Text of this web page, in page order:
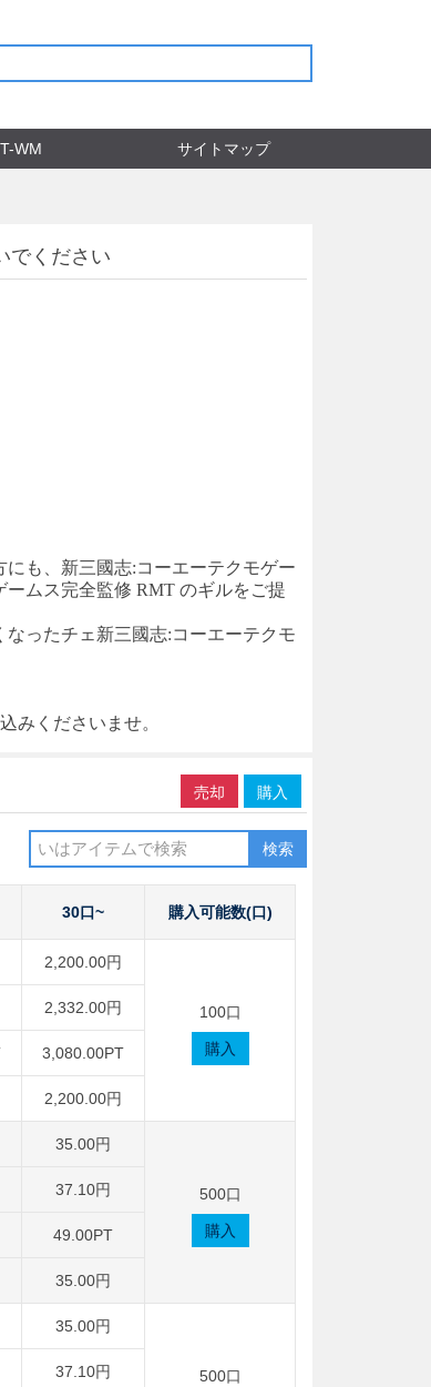
WM サイトマップ
でください
も、 新三國志:コーエーテクモゲー
ームス完全監修 RMT のギルをご提
なったチェ 新三國志:コーエーテクモ
みくださいませ。
購入
売却
検索
30口~ 購入可能数(口)
2,200.00円
100口
購入
2,332.00円
3,080.00PT
2,200.00円
35.00円
500口
購入
37.10円
49.00PT
35.00円
35.00円
500口
37.10円